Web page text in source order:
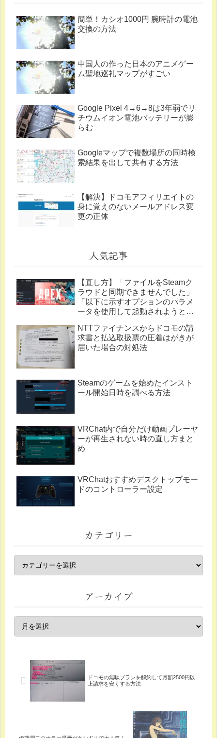
簡単！カシオ1000円 腕時計の電池
交換の方法
中国人の作った日本のアニメゲー
ム聖地巡礼マップがすごい
Google Pixel 4→6→8は3年弱でリ
チウムイオン電池バッテリーが膨
らむ
Googleマップで複数場所の同時検
索結果を出して共有する方法
【解決】ドコモアフィリエイトの
身に覚えのないメールアドレス変
更の正体
人気記事
【直し方】「ファイルをSteamク
ラウドと同期できませんでした」
「以下に示すオプションのパラメ
ータを使用して起動されようとし
NTTファイナンスからドコモの請
求書と払込取扱票の圧着はがきが
届いた場合の対処法
Steamのゲームを始めたインスト
ール開始日時を調べる方法
VRChat内で自分だけ動画プレーヤ
ーが再生されない時の直し方まと
め
VRChatおすすめデスクトップモー
ドのコントローラー設定
カテゴリー
アーカイブ
ドコモの無駄プランを解約して月額2500円以
上請求を安くする方法